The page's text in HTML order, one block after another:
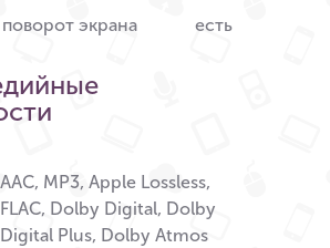
экрана
есть
AAC, MP3, Apple Lossless,
FLAC, Dolby Digital, Dolby
Digital Plus, Dolby Atmos